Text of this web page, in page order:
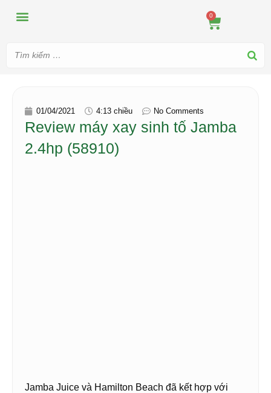
0
01/04/2021 4:13 chiều No Comments
Review máy xay sinh tố Jamba
2.4hp (58910)
Jamba Juice và Hamilton Beach đã kết hợp với